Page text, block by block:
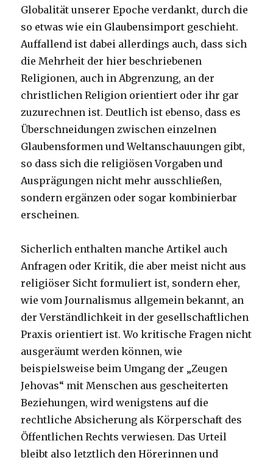
Globalität unserer Epoche verdankt, durch die
so etwas wie ein Glaubensimport geschieht.
Auffallend ist dabei allerdings auch, dass sich
die Mehrheit der hier beschriebenen
Religionen, auch in Abgrenzung, an der
christlichen Religion orientiert oder ihr gar
zuzurechnen ist. Deutlich ist ebenso, dass es
Überschneidungen zwischen einzelnen
Glaubensformen und Weltanschauungen gibt,
so dass sich die religiösen Vorgaben und
Ausprägungen nicht mehr ausschließen,
sondern ergänzen oder sogar kombinierbar
erscheinen.
Sicherlich enthalten manche Artikel auch
Anfragen oder Kritik, die aber meist nicht aus
religiöser Sicht formuliert ist, sondern eher,
wie vom Journalismus allgemein bekannt, an
der Verständlichkeit in der gesellschaftlichen
Praxis orientiert ist. Wo kritische Fragen nicht
ausgeräumt werden können, wie
beispielsweise beim Umgang der „Zeugen
Jehovas“ mit Menschen aus gescheiterten
Beziehungen, wird wenigstens auf die
rechtliche Absicherung als Körperschaft des
Öffentlichen Rechts verwiesen. Das Urteil
bleibt also letztlich den Hörerinnen und